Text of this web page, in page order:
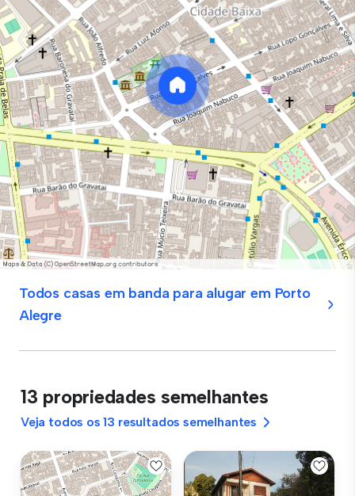
Todos casas em banda para alugar em Porto
Alegre
13 propriedades semelhantes
Veja todos os 13 resultados semelhantes